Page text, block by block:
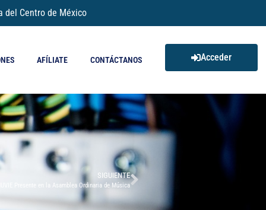
del Centro de México
AFÍLIATE CONTÁCTANOS Acceder
SIGUIENTE
Presente en la Asamblea Ordinaria de Música